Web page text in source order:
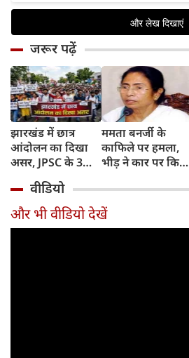
जरूर पढ़ें
झारखंड में छात्र
आंदोलन का दिखा
असर, JPSC के 3
इस्‍तीफा, प्रदर्शन को
लेकर क्या बोले CM
हेमंत सोरेन?
ममता बनर्जी के
काफिले पर हमला,
भीड़ ने कार पर किया
पुलिस पर लगा यह
आरोप
वीडियो
और भी वीडियो देखें